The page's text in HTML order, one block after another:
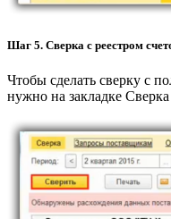
Шаг 5. Сверка с реестром
Чтобы сделать сверку с
нужно на закладке